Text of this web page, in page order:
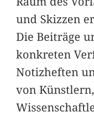
und Skizzen
Die Beiträge
konkreten
Notizheften
von